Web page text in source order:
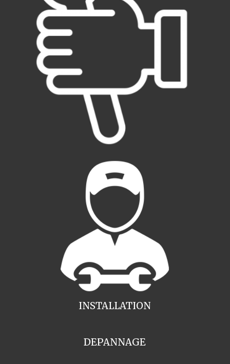
INSTALLATION
DEPANNAGE